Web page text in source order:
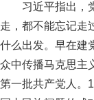
习近平指出，
走，都不能忘记走
什么出发。早在建
众中传播马克思主
第一批共产党人。